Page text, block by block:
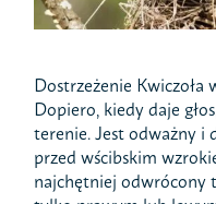
Dostrzeżenie Kwiczoła
Dopiero, kiedy daje głos,
terenie. Jest odważny i
przed wścibskim
najchętniej odwrócony